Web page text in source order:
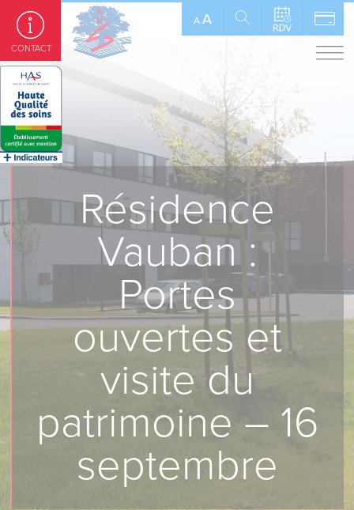
A A
Résidence
Vauban :
Portes
ouvertes et
visite du
patrimoine – 16
septembre
CONTACT
Panneau de gestion des cookies